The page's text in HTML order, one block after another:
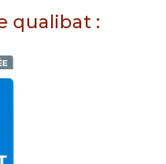
qualibat :